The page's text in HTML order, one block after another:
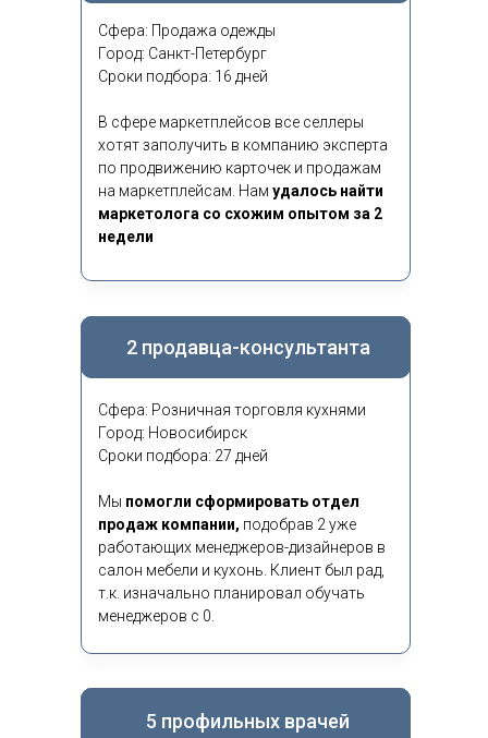
Сфера: Продажа одежды
Город: Санкт-Петербург
Сроки подбора: 16 дней
В сфере маркетплейсов все селлеры
хотят заполучить в компанию эксперта
по продвижению карточек и продажам
на маркетплейсам. Нам удалось найти
маркетолога со схожим опытом за 2
недели
2 продавца-консультанта
Сфера: Розничная торговля кухнями
Город: Новосибирск
Сроки подбора: 27 дней
Мы помогли сформировать отдел
продаж компании, подобрав 2 уже
работающих менеджеров-дизайнеров в
салон мебели и кухонь. Клиент был рад,
т.к. изначально планировал обучать
менеджеров с 0.
5 профильных врачей